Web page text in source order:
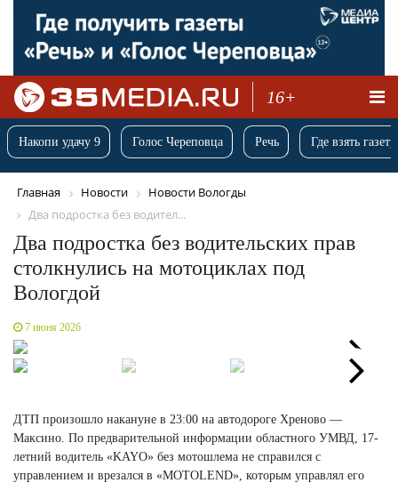
16+
Накопи удачу 9 Голос Череповца Речь Где взять
Главная Новости
Новости Вологды
Два подростка без водител...
Два подростка без водительских прав
столкнулись на мотоциклах под
Вологдой
7 июня 2026
Next
ДТП произошло накануне в 23:00 на автодороге Хреново —
Максино. По предварительной информации областного УМВД, 17-
летний водитель «KAYO» без мотошлема не справился с
управлением и врезался в «MOTOLEND», которым управлял его